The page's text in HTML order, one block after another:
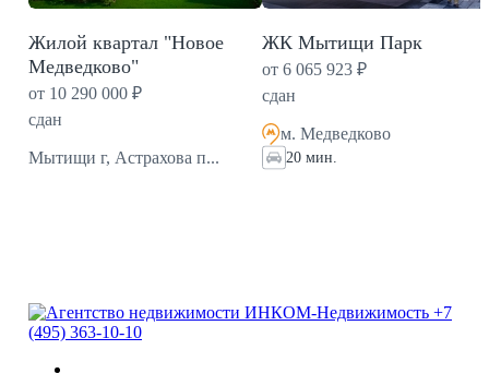
Жилой квартал "Новое
Медведково"
от 10 290 000 ₽
сдан
Мытищи г, Астрахова п...
ЖК Мытищи Парк
от 6 065 923 ₽
сдан
м. Медведково
20 мин.
+7
(495) 363-10-10